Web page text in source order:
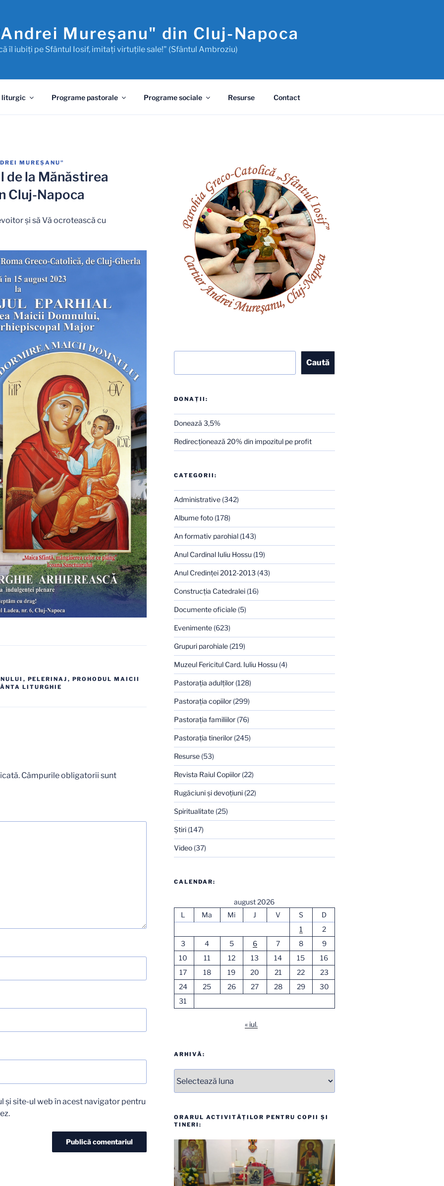
Mureşanu" din Cluj-Napoca
îl iubiţi pe Sfântul Iosif, imitaţi virtuţile sale!" (Sfântul Ambroziu)
liturgic Programe pastorale Programe sociale Resurse Contact
MUREŞANU"
de la Mănăstirea
Cluj-Napoca
și să Vă ocrotească cu
, PELERINAJ , PROHODUL MAICII
LITURGHIE
Câmpurile obligatorii sunt
și site-ul web în acest navigator pentru
Caută
DONAȚII:
Donează 3,5%
Redirecţionează 20% din impozitul pe profit
CATEGORII:
Administrative(342)
Albume foto(178)
An formativ parohial(143)
Anul Cardinal Iuliu Hossu (19)
Anul Credinţei 2012-2013 (43)
Construcţia Catedralei(16)
Documente oficiale(5)
Evenimente(623)
Grupuri parohiale(219)
Muzeul Fericitul Card. Iuliu Hossu (4)
Pastoraţia adulţilor(128)
Pastoraţia copiilor(299)
Pastoraţia familiilor(76)
Pastoraţia tinerilor(245)
Resurse(53)
Revista Raiul Copiilor(22)
Rugăciuni şi devoţiuni(22)
Spiritualitate(25)
Ştiri(147)
Video(37)
CALENDAR:
august 2026
L
Ma Mi J V S
D
1
2
3
4 5 6 7 8
9
10
11 12 13 14 15
16
17
18 19 20 21 22
23
24
25 26 27 28 29
30
31
« iul.
ARHIVĂ:
ORARUL ACTIVITĂȚILOR PENTRU COPII ȘI
TINERI: